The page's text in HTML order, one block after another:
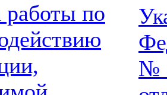
работы по
№